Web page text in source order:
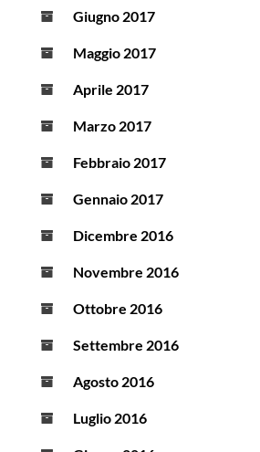
Giugno 2017
Maggio 2017
Aprile 2017
Marzo 2017
Febbraio 2017
Gennaio 2017
Dicembre 2016
Novembre 2016
Ottobre 2016
Settembre 2016
Agosto 2016
Luglio 2016